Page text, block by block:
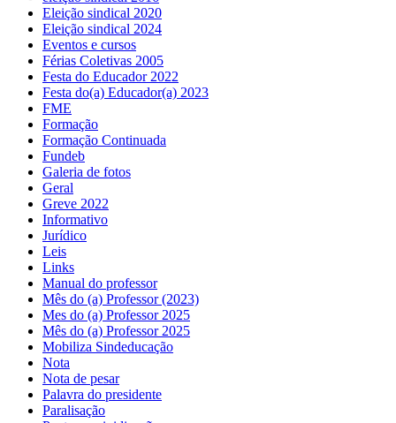
Eleição sindical 2020
Eleição sindical 2024
Eventos e cursos
Férias Coletivas 2005
Festa do Educador 2022
Festa do(a) Educador(a) 2023
FME
Formação
Formação Continuada
Fundeb
Galeria de fotos
Geral
Greve 2022
Informativo
Jurídico
Leis
Links
Manual do professor
Mês do (a) Professor (2023)
Mes do (a) Professor 2025
Mês do (a) Professor 2025
Mobiliza Sindeducação
Nota
Nota de pesar
Palavra do presidente
Paralisação